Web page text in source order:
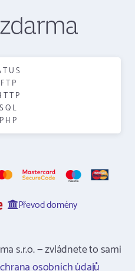
FTP
SQL
PHP
Převod domény
s.r.o. — zvládnete to sami